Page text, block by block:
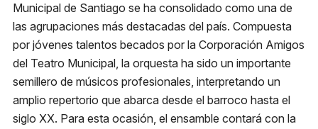
Municipal de Santiago se ha consolidado como una de
las agrupaciones más destacadas del país. Compuesta
por jóvenes talentos becados por la Corporación Amigos
del Teatro Municipal, la orquesta ha sido un importante
semillero de músicos profesionales, interpretando un
amplio repertorio que abarca desde el barroco hasta el
siglo XX. Para esta ocasión, el ensamble contará con la